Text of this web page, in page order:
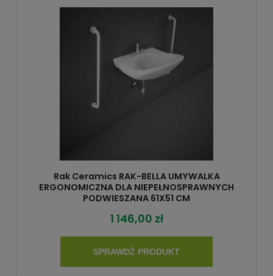
Rak Ceramics RAK-BELLA UMYWALKA
ERGONOMICZNA DLA NIEPEŁNOSPRAWNYCH
PODWIESZANA 61X51 CM
1 146,00 zł
SPRAWDŹ PRODUKT